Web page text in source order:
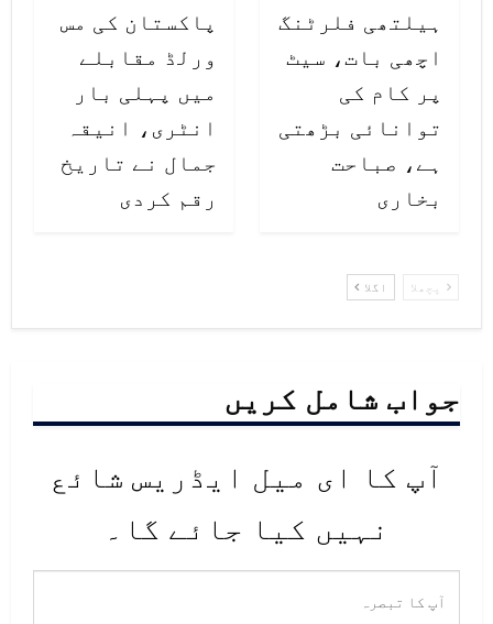
ہیلتھی فلرٹنگ
اچھی بات، سیٹ
پر کام کی
توانائی بڑھتی
ہے، صباحت
بخاری
پاکستان کی مس
ورلڈ مقابلے
میں پہلی بار
انٹری، انیقہ
جمال نے تاریخ
رقم کردی
پچھلا اگلا
جواب شامل کریں
آپ کا ای میل ایڈریس شائع
نہیں کیا جائے گا۔